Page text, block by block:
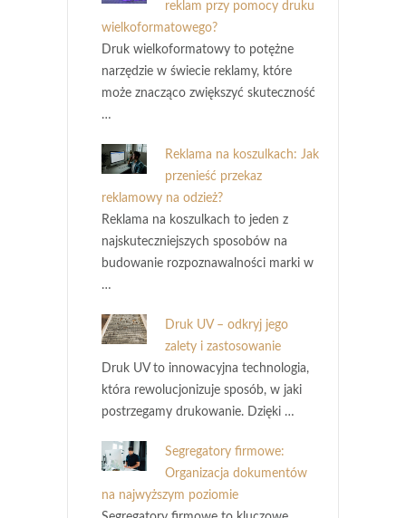
reklam przy pomocy druku
wielkoformatowego?
Druk wielkoformatowy to potężne
narzędzie w świecie reklamy, które
może znacząco zwiększyć skuteczność
…
Reklama na koszulkach: Jak
przenieść przekaz
reklamowy na odzież?
Reklama na koszulkach to jeden z
najskuteczniejszych sposobów na
budowanie rozpoznawalności marki w
…
Druk UV – odkryj jego
zalety i zastosowanie
Druk UV to innowacyjna technologia,
która rewolucjonizuje sposób, w jaki
postrzegamy drukowanie. Dzięki …
Segregatory firmowe:
Organizacja dokumentów
na najwyższym poziomie